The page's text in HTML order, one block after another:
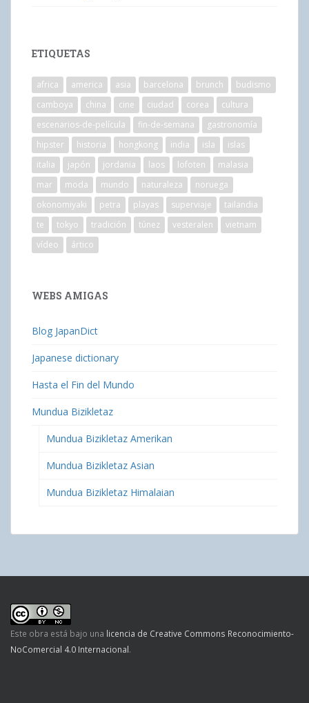
ETIQUETAS
africa america asia barcelona brunch
budismo
camboya
china cine ciudad corea
cultura
escenarios-de-película
fin-de-semana
gastronomía
hipster
historia hongkong india isla
islas
italia
japón jordania laos lofoten
malasia
mar
moda mundo naturaleza
noruega
okonomiyaki
petra playas superviaje
tailandia
te
tokyo tradición túnez vesteralen
vietnam
vídeo
ártico
WEBS AMIGAS
Blog JapanDict
Japanese dictionary
Hasta el Fin del Mundo
Mundua Bizikletaz
Mundua Bizikletaz Amerikan
Mundua Bizikletaz Asian
Mundua Bizikletaz Himalaian
Este obra está bajo una licencia de Creative Commons Reconocimiento-
NoComercial 4.0 Internacional.